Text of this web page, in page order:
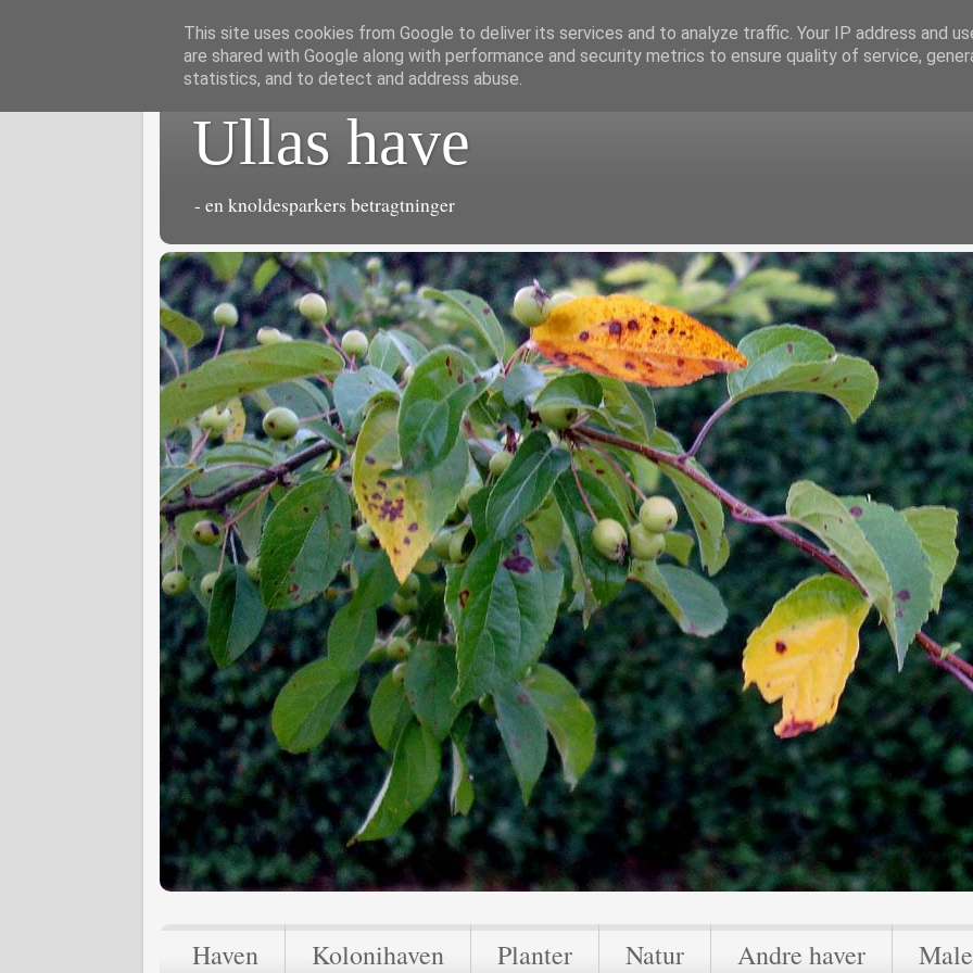
Ullas have
- en knoldesparkers betragtninger
Haven Kolonihaven Planter Natur Andre haver
This site uses cookies from Google to deliver its services and to analyze traffic. Your IP address and
are shared with Google along with performance and security metrics to ensure quality of service,
statistics, and to detect and address abuse.